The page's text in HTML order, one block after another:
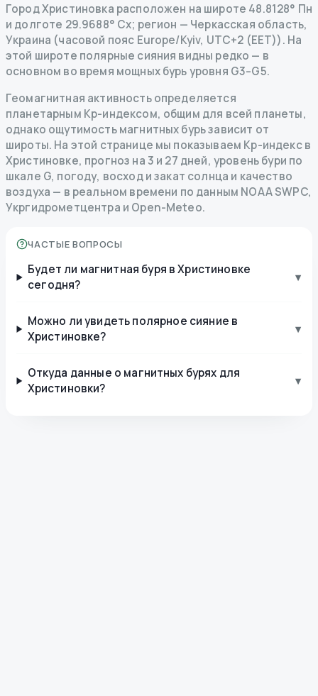
Город Христиновка расположен на широте 48.8128° Пн
и долготе 29.9688° Сх; регион — Черкасская область,
Украина (часовой пояс Europe/Kyiv, UTC+2 (EET)). На
этой широте полярные сияния видны редко — в
основном во время мощных бурь уровня G3–G5.
Геомагнитная активность определяется
планетарным Kp-индексом, общим для всей планеты,
однако ощутимость магнитных бурь зависит от
широты. На этой странице мы показываем Kp-индекс в
Христиновке, прогноз на 3 и 27 дней, уровень бури по
шкале G, погоду, восход и закат солнца и качество
воздуха — в реальном времени по данным NOAA SWPC,
Укргидрометцентра и Open-Meteo.
ЧАСТЫЕ ВОПРОСЫ
Будет ли магнитная буря в Христиновке
сегодня?
▾
Можно ли увидеть полярное сияние в
Христиновке?
▾
Откуда данные о магнитных бурях для
Христиновки?
▾